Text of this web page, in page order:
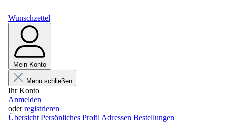
Wunschzettel
Mein Konto
Menü schließen
Ihr Konto
Anmelden
oderregistrieren
Übersicht Persönliches Profil Adressen Bestellungen